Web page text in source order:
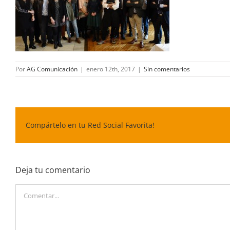
PorAG Comunicación | enero 12th, 2017 | Sin comentarios
Compártelo en tu Red Social Favorita!
Deja tu comentario